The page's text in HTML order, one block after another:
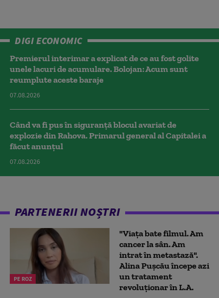
DIGI ECONOMIC
Premierul interimar a explicat de ce au fost golite
unele lacuri de acumulare. Bolojan: Acum sunt
reumplute aceste baraje
07.08.2026
Când va fi pus în siguranță blocul avariat de
explozie din Rahova. Primarul general al Capitalei a
făcut anunțul
07.08.2026
PARTENERII NOȘTRI
PE ROZ
"Viața bate filmul. Am
cancer la sân. Am
intrat în metastază".
Alina Pușcău începe azi
un tratament
revoluționar în L.A.